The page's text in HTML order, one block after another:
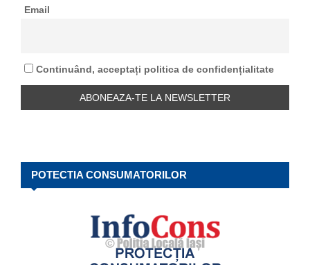
H
Email
Continuând, acceptați politica de confidențialitate
POTECTIA CONSUMATORILOR